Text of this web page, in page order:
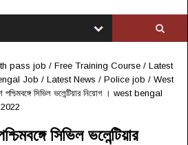
pass job / Free Training Course / Latest
Job / Latest News / Police job / West
পশ্চিমবঙ্গে সিভিল ভলেন্টিয়ার নিয়োগ । west bengal
সিভিল ভলেন্টিয়ার